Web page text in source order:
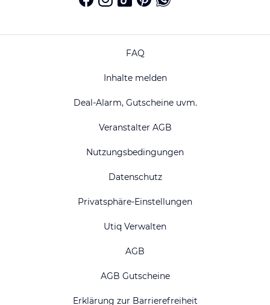
FAQ
Inhalte melden
Deal-Alarm, Gutscheine uvm.
Veranstalter AGB
Nutzungsbedingungen
Datenschutz
Privatsphäre-Einstellungen
Utiq Verwalten
AGB
AGB Gutscheine
Erklärung zur Barrierefreiheit